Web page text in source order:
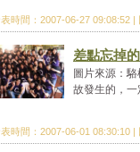
時間：2007-06-27 09:08:52 |
差點忘掉
圖片來源：
故發生的，一
時間：2007-06-01 08:30:10 |